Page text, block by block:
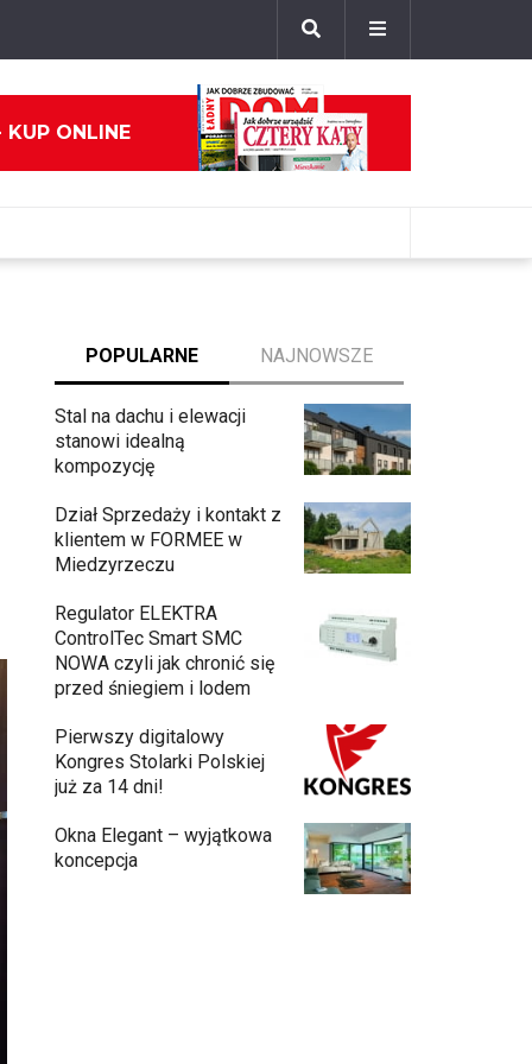
KUP ONLINE
POPULARNE NAJNOWSZE
Stal na dachu i elewacji
stanowi idealną
kompozycję
Dział Sprzedaży i kontakt z
klientem w FORMEE w
Miedzyrzeczu
Regulator ELEKTRA
ControlTec Smart SMC
NOWA czyli jak chronić się
przed śniegiem i lodem
Pierwszy digitalowy
Kongres Stolarki Polskiej
już za 14 dni!
Okna Elegant – wyjątkowa
koncepcja